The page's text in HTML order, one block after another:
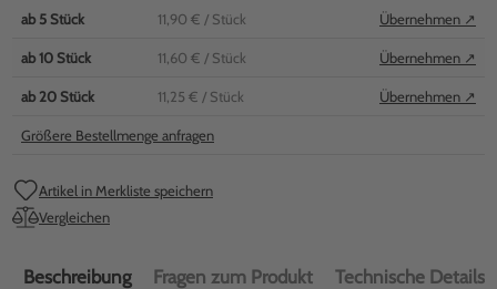
ab 5 Stück 11,90 € / Stück Übernehmen ↗
ab10 Stück 11,60 € / Stück Übernehmen ↗
ab 20 Stück 11,25 € / Stück Übernehmen ↗
Größere Bestellmenge anfragen
Artikel in Merkliste speichern
Vergleichen
Beschreibung Fragen zum Produkt Technische Details